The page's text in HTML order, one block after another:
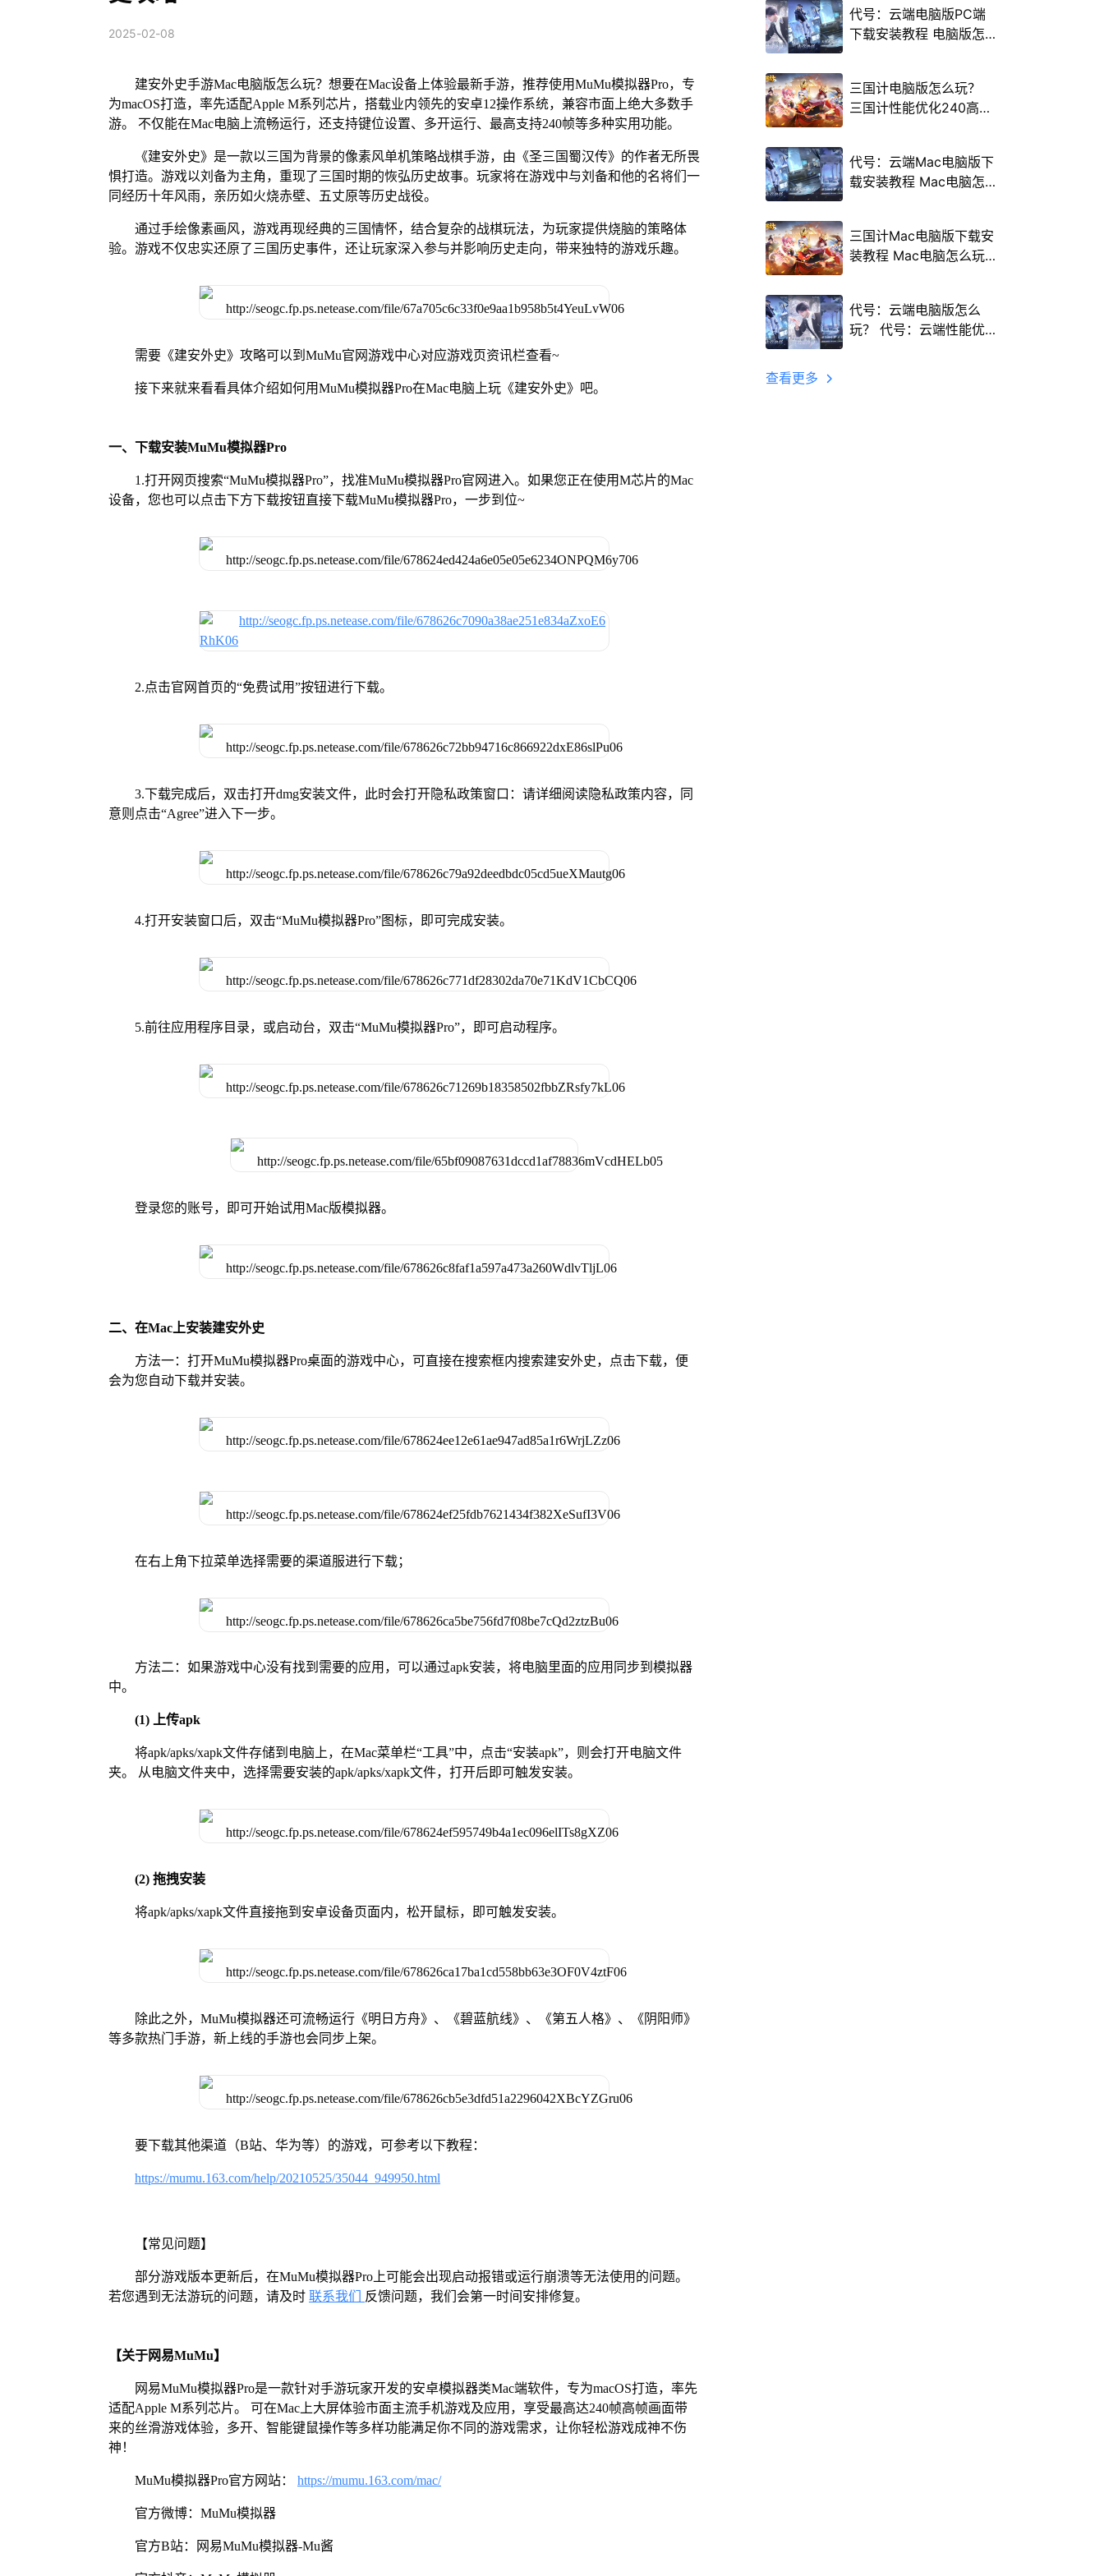
2025-02-08
建安外史手游Mac电脑版怎么玩？想要在Mac设备上体验最新手游，推荐使用MuMu模拟器Pro，专
为macOS打造，率先适配Apple M系列芯片，搭载业内领先的安卓12操作系统，兼容市面上绝大多数手
游。 不仅能在Mac电脑上流畅运行，还支持键位设置、多开运行、最高支持240帧等多种实用功能。
《建安外史》是一款以三国为背景的像素风单机策略战棋手游，由《圣三国蜀汉传》的作者无所畏
惧打造。游戏以刘备为主角，重现了三国时期的恢弘历史故事。玩家将在游戏中与刘备和他的名将们一
同经历十年风雨，亲历如火烧赤壁、五丈原等历史战役。
通过手绘像素画风，游戏再现经典的三国情怀，结合复杂的战棋玩法，为玩家提供烧脑的策略体
验。游戏不仅忠实还原了三国历史事件，还让玩家深入参与并影响历史走向，带来独特的游戏乐趣。
需要《建安外史》攻略可以到MuMu官网游戏中心对应游戏页资讯栏查看~
接下来就来看看具体介绍如何用MuMu模拟器Pro在Mac电脑上玩《建安外史》吧。
一、下载安装MuMu模拟器Pro
1.打开网页搜索“MuMu模拟器Pro”，找准MuMu模拟器Pro官网进入。如果您正在使用M芯片的Mac
设备，您也可以点击下方下载按钮直接下载MuMu模拟器Pro，一步到位~
2.点击官网首页的“免费试用”按钮进行下载。
3.下载完成后，双击打开dmg安装文件，此时会打开隐私政策窗口：请详细阅读隐私政策内容，同
意则点击“Agree”进入下一步。
4.打开安装窗口后，双击“MuMu模拟器Pro”图标，即可完成安装。
5.前往应用程序目录，或启动台，双击“MuMu模拟器Pro”，即可启动程序。
登录您的账号，即可开始试用Mac版模拟器。
二、在Mac上安装建安外史
方法一：打开MuMu模拟器Pro桌面的游戏中心，可直接在搜索框内搜索建安外史，点击下载，便
会为您自动下载并安装。
在右上角下拉菜单选择需要的渠道服进行下载；
方法二：如果游戏中心没有找到需要的应用，可以通过apk安装，将电脑里面的应用同步到模拟器
中。
(1) 上传apk
将apk/apks/xapk文件存储到电脑上，在Mac菜单栏“工具”中，点击“安装apk”，则会打开电脑文件
夹。 从电脑文件夹中，选择需要安装的apk/apks/xapk文件，打开后即可触发安装。
(2) 拖拽安装
将apk/apks/xapk文件直接拖到安卓设备页面内，松开鼠标，即可触发安装。
除此之外，MuMu模拟器还可流畅运行《明日方舟》、《碧蓝航线》、《第五人格》、《阴阳师》
等多款热门手游，新上线的手游也会同步上架。
要下载其他渠道（B站、华为等）的游戏，可参考以下教程：
https://mumu.163.com/help/20210525/35044_949950.html
【常见问题】
部分游戏版本更新后，在MuMu模拟器Pro上可能会出现启动报错或运行崩溃等无法使用的问题。
若您遇到无法游玩的问题，请及时 联系我们 反馈问题，我们会第一时间安排修复。
【关于网易MuMu】
网易MuMu模拟器Pro是一款针对手游玩家开发的安卓模拟器类Mac端软件，专为macOS打造，率先
适配Apple M系列芯片。 可在Mac上大屏体验市面主流手机游戏及应用，享受最高达240帧高帧画面带
来的丝滑游戏体验，多开、智能键鼠操作等多样功能满足你不同的游戏需求，让你轻松游戏成神不伤
神！
MuMu模拟器Pro官方网站： https://mumu.163.com/mac/
官方微博：MuMu模拟器
官方B站：网易MuMu模拟器-Mu酱
代号：云端电脑版PC端
下载安装教程 电脑版怎
三国计电脑版怎么玩？
三国计性能优化240高帧
代号：云端Mac电脑版下
载安装教程 Mac电脑怎
三国计Mac电脑版下载安
装教程 Mac电脑怎么玩
代号：云端电脑版怎么
玩？ 代号：云端性能优
查看更多